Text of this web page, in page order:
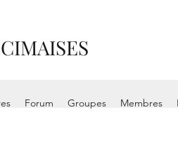
Forum Groupes Membres